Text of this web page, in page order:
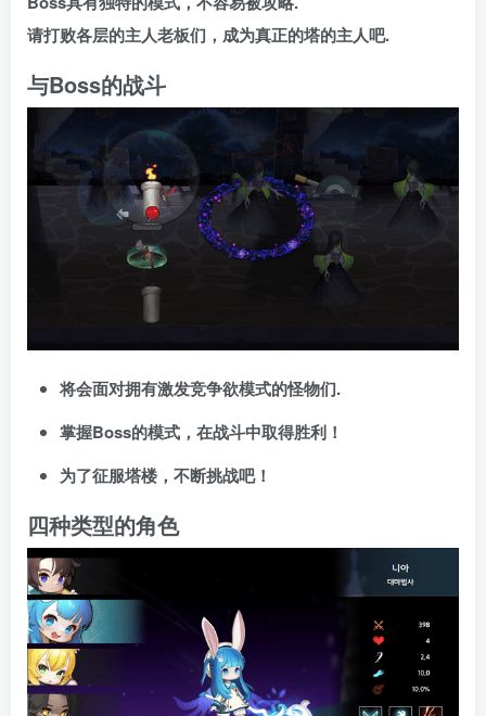
作游戏.
Boss具有独特的模式，不容易被攻略.
请打败各层的主人老板们，成为真正的塔的主人吧.
与Boss的战斗
将会面对拥有激发竞争欲模式的怪物们.
掌握Boss的模式，在战斗中取得胜利！
为了征服塔楼，不断挑战吧！
四种类型的角色